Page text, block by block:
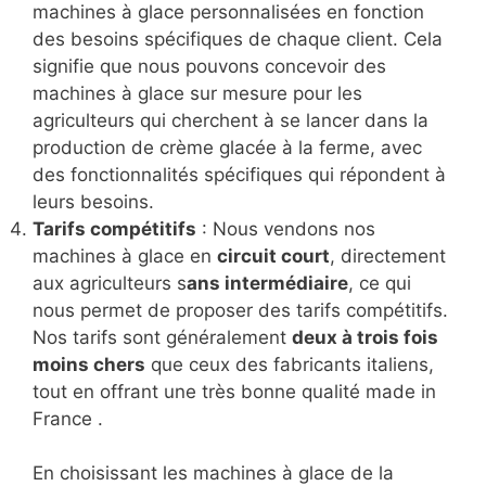
machines à glace personnalisées en fonction
des besoins spécifiques de chaque client. Cela
signifie que nous pouvons concevoir des
machines à glace sur mesure pour les
agriculteurs qui cherchent à se lancer dans la
production de crème glacée à la ferme, avec
des fonctionnalités spécifiques qui répondent à
leurs besoins.
Tarifs compétitifs : Nous vendons nos
machines à glace en circuit court, directement
aux agriculteurs sans intermédiaire, ce qui
nous permet de proposer des tarifs compétitifs.
Nos tarifs sont généralement deux à trois fois
moins chers que ceux des fabricants italiens,
tout en offrant une très bonne qualité made in
France .
En choisissant les machines à glace de la